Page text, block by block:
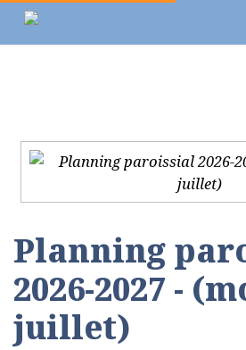
Planning
2026-2027 -
juillet)